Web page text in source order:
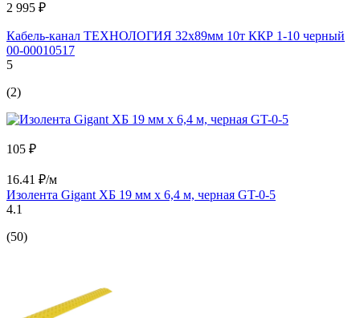
2 995 ₽
Кабель-канал ТЕХНОЛОГИЯ 32х89мм 10т ККР 1-10 черный
00-00010517
5
(2)
105 ₽
16.41 ₽/м
Изолента Gigant ХБ 19 мм х 6,4 м, черная GT-0-5
4.1
(50)